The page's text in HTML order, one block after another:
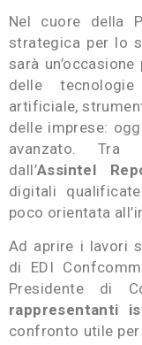
Nel cuore della
strategica per lo
sarà
delle
artificiale,
delle imprese:
avanzato. Tra
dall’Assintel
digitali
poco orientata
Ad aprire i lavori
di EDI
Presidente di
rappresentanti
confronto utile